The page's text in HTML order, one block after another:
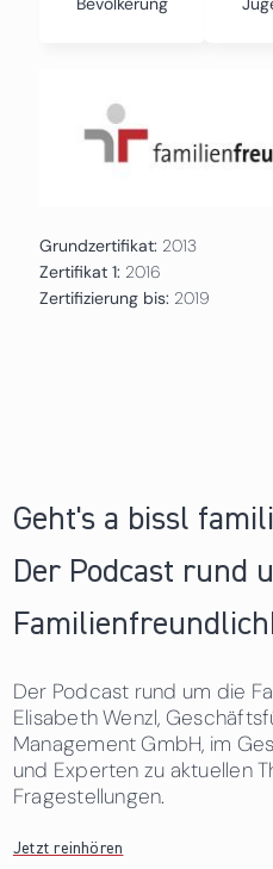
Grundzertifikat: 2013
Zertifikat 1: 2016
Zertifizierung bis: 2019
Geht's a bissl
Der Podcast rund
Der Podcast rund um die
Elisabeth Wenzl,
Management GmbH, im
und Experten zu aktuellen
Fragestellungen.
Jetzt reinhören